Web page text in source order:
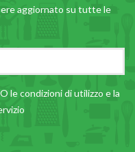
aggiornato su tutte le
lecondizioni di utilizzo e la